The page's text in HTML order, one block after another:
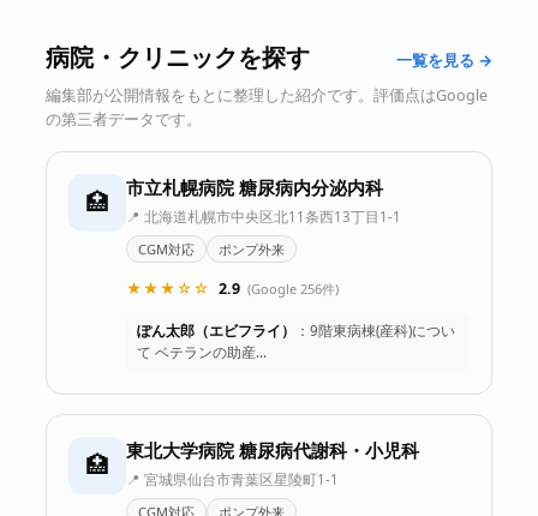
病院・クリニックを探す 一覧を見る →
編集部が公開情報をもとに整理した紹介です。評価点はGoogle
の第三者データです。
🏥 市立札幌病院 糖尿病内分泌内科
📍 北海道札幌市中央区北11条西13丁目1-1
CGM対応
ポンプ外来
★★★☆☆ 2.9 (Google 256件)
ぽん太郎（エビフライ）
：9階東病棟(産科)につい
て ベテランの助産…
🏥 東北大学病院 糖尿病代謝科・小児科
📍 宮城県仙台市青葉区星陵町1-1
CGM対応
ポンプ外来